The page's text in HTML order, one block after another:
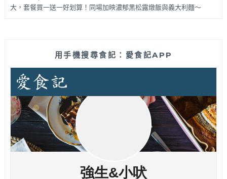
大，套餐買一送一好划算！同場加映濃郁黑松露燉飯與義大利麵～
用手機搜尋食記：愛食記APP